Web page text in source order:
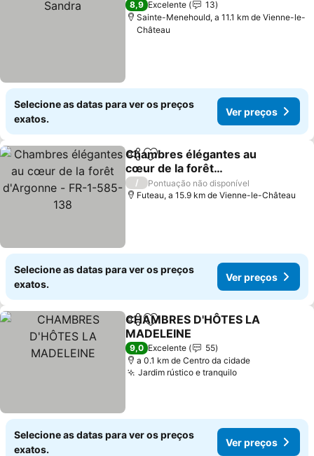
8,9 Excelente
13
Sainte-Menehould, a 11.1 km de Vienne-le-
Château
Selecione as datas para ver os preços
exatos.
Ver preços
PartilharAdicionar aos favoritos
Chambres élégantes au
cœur de la forêt
d'Argonne - FR-1-585-
138
/
Pontuação não disponível
Futeau, a 15.9 km de Vienne-le-Château
Selecione as datas para ver os preços
exatos.
Ver preços
PartilharAdicionar aos favoritos
CHAMBRES D'HÔTES LA
MADELEINE
9,0 Excelente
55
a 0.1 km de Centro da cidade
Jardim rústico e tranquilo
Selecione as datas para ver os preços
exatos.
Ver preços